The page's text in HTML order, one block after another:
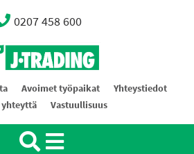
0207 458 600
Ab
Avoimet työpaikat
Yhteystiedot
yhteyttä
Vastuullisuus